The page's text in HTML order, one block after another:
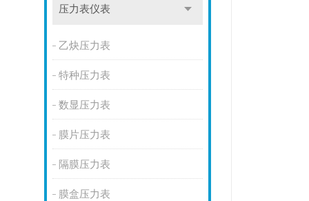
压力表仪表
乙炔压力表
特种压力表
数显压力表
膜片压力表
隔膜压力表
膜盒压力表